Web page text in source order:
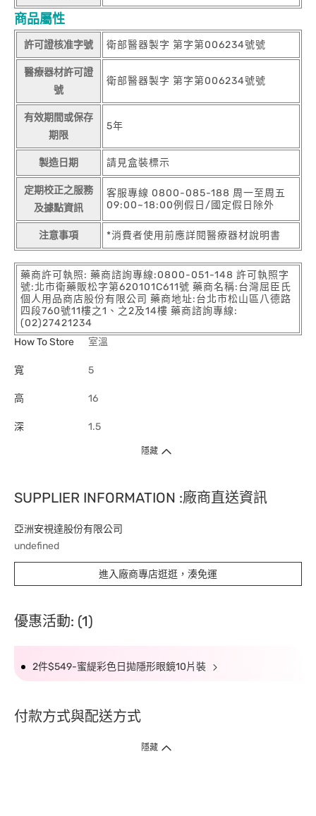
商品屬性
許可證核准字號 衛部醫器製字 第字第006234號號
醫療器材許可證
號
衛部醫器製字 第字第006234號號
有效期間或保存
期限
5年
製造日期 請見盒裝標示
定期校正之服務
及據點資訊
客服專線 0800-085-188 周一至周五
09:00~18:00例假日/國定假日除外
注意事項 *消費者使用前應詳閱醫療器材說明書
藥商許可執照: 藥商諮詢專線:0800-051-148 許可執照字
號:北市衛藥販松字第620101C611號 藥商名稱:台灣屈臣氏
個人用品商店股份有限公司 藥商地址:台北市松山區八德路
四段760號11樓之1、之2及14樓 藥商諮詢專線:
(02)27421234
How To Store
室溫
寬 5
高 16
深 1.5
隱藏
SUPPLIER INFORMATION :廠商直送資訊
亞洲安視達股份有限公司
undefined
進入廠商專店逛逛，湊免運
優惠活動: (1)
2件$549-蜜緹彩色日拋隱形眼鏡10片裝
付款方式與配送方式
隱藏